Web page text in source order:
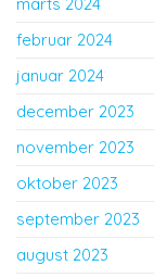
februar 2024
januar 2024
december 2023
november 2023
oktober 2023
september 2023
august 2023